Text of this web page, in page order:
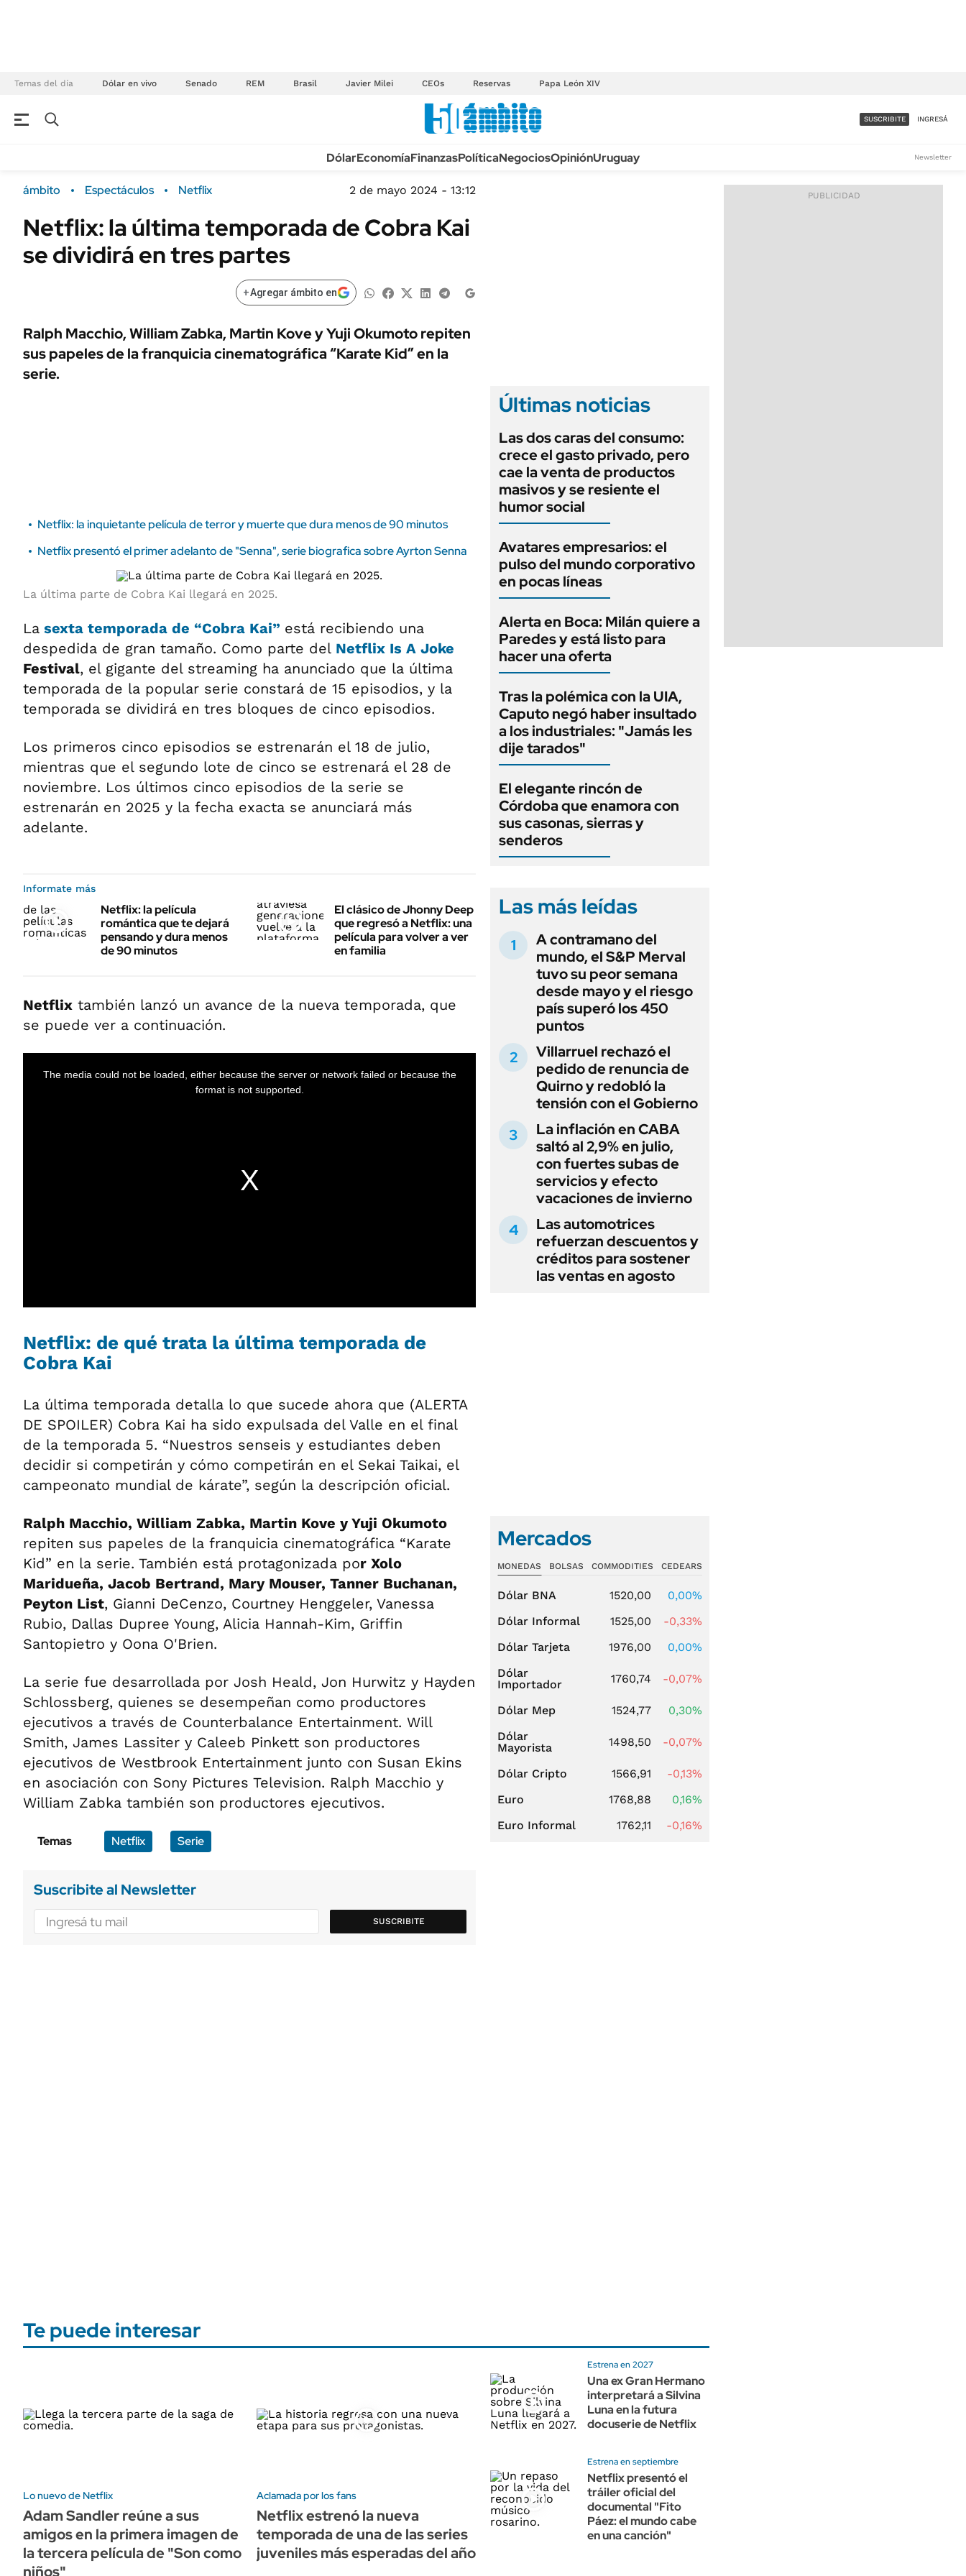
Temas del día Dólar en vivo Senado REM Brasil Javier Milei CEOs Reservas Papa León XIV
Campo
FINANZAS
ÁMBITO DEBATE
MEDIAKIT AMBITO DEBATE
Sustentabilidad
ENERGY REPORT
POLÍTICA
Municipios
TECNOLOGÍA
MÉXICO
MUNDO
LIFESTYLE
AUTOS
ACCESO FULL - $1.800/MES
SUSCRIBITE INGRESÁ
DólarEconomíaFinanzasPolíticaNegociosOpiniónUruguay Newsletter
ámbito Espectáculos Netflix 2 de mayo 2024 - 13:12
Netflix: la última temporada de Cobra Kai
se dividirá en tres partes
+Agregar ámbito en
Ralph Macchio, William Zabka, Martin Kove y Yuji Okumoto repiten
sus papeles de la franquicia cinematográfica “Karate Kid” en la
serie.
Netflix: la inquietante película de terror y muerte que dura menos de 90 minutos
Netflix presentó el primer adelanto de "Senna", serie biografica sobre Ayrton Senna
La última parte de Cobra Kai llegará en 2025.
La sexta temporada de “Cobra Kai” está recibiendo una
despedida de gran tamaño. Como parte del Netflix Is A Joke
Festival, el gigante del streaming ha anunciado que la última
temporada de la popular serie constará de 15 episodios, y la
temporada se dividirá en tres bloques de cinco episodios.
Los primeros cinco episodios se estrenarán el 18 de julio,
mientras que el segundo lote de cinco se estrenará el 28 de
noviembre. Los últimos cinco episodios de la serie se
estrenarán en 2025 y la fecha exacta se anunciará más
adelante.
Informate más
Netflix: la película
romántica que te dejará
pensando y dura menos
de 90 minutos
El clásico de Jhonny Deep
que regresó a Netflix: una
película para volver a ver
en familia
Netflix también lanzó un avance de la nueva temporada, que
se puede ver a continuación.
Netflix: de qué trata la última temporada de
Cobra Kai
La última temporada detalla lo que sucede ahora que (ALERTA
DE SPOILER) Cobra Kai ha sido expulsada del Valle en el final
de la temporada 5. “Nuestros senseis y estudiantes deben
decidir si competirán y cómo competirán en el Sekai Taikai, el
campeonato mundial de kárate”, según la descripción oficial.
Ralph Macchio, William Zabka, Martin Kove y Yuji Okumoto
repiten sus papeles de la franquicia cinematográfica “Karate
Kid” en la serie. También está protagonizada por Xolo
Maridueña, Jacob Bertrand, Mary Mouser, Tanner Buchanan,
Peyton List, Gianni DeCenzo, Courtney Henggeler, Vanessa
Rubio, Dallas Dupree Young, Alicia Hannah-Kim, Griffin
Santopietro y Oona O'Brien.
La serie fue desarrollada por Josh Heald, Jon Hurwitz y Hayden
Schlossberg, quienes se desempeñan como productores
ejecutivos a través de Counterbalance Entertainment. Will
Smith, James Lassiter y Caleeb Pinkett son productores
ejecutivos de Westbrook Entertainment junto con Susan Ekins
en asociación con Sony Pictures Television. Ralph Macchio y
William Zabka también son productores ejecutivos.
Temas Netflix Serie
Suscribite al Newsletter
SUSCRIBITE
Últimas noticias
Las dos caras del consumo:
crece el gasto privado, pero
cae la venta de productos
masivos y se resiente el
humor social
Avatares empresarios: el
pulso del mundo corporativo
en pocas líneas
Alerta en Boca: Milán quiere a
Paredes y está listo para
hacer una oferta
Tras la polémica con la UIA,
Caputo negó haber insultado
a los industriales: "Jamás les
dije tarados"
El elegante rincón de
Córdoba que enamora con
sus casonas, sierras y
senderos
Las más leídas
A contramano del
mundo, el S&P Merval
tuvo su peor semana
desde mayo y el riesgo
país superó los 450
puntos
Villarruel rechazó el
pedido de renuncia de
Quirno y redobló la
tensión con el Gobierno
La inflación en CABA
saltó al 2,9% en julio,
con fuertes subas de
servicios y efecto
vacaciones de invierno
Las automotrices
refuerzan descuentos y
créditos para sostener
las ventas en agosto
Mercados
MONEDAS BOLSAS COMMODITIES CEDEARS
Dólar BNA 1520,00
0,00%
Dólar Informal
1525,00
-0,33%
Dólar Tarjeta
1976,00
0,00%
Dólar
Importador
1760,74 -0,07%
Dólar Mep 1524,77
0,30%
Dólar
Mayorista
1498,50 -0,07%
Dólar Cripto 1566,91
-0,13%
Euro
1768,88
0,16%
Euro Informal
1762,11 -0,16%
Te puede interesar
Lo nuevo de Netflix
Adam Sandler reúne a sus
amigos en la primera imagen de
la tercera película de "Son como
niños"
Aclamada por los fans
Netflix estrenó la nueva
temporada de una de las series
juveniles más esperadas del año
Estrena en 2027
Una ex Gran Hermano
interpretará a Silvina
Luna en la futura
docuserie de Netflix
Estrena en septiembre
Netflix presentó el
tráiler oficial del
documental "Fito
Páez: el mundo cabe
en una canción"